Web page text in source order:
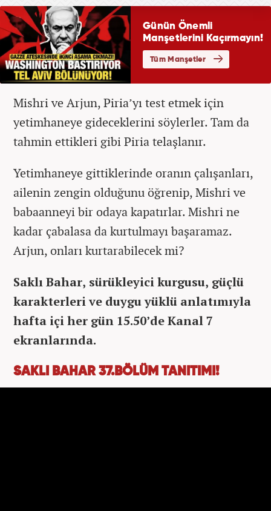
Mishri ve Arjun, Piria’yı test etmek için
yetimhaneye gideceklerini söylerler. Tam da
tahmin ettikleri gibi Piria telaşlanır.
Yetimhaneye gittiklerinde oranın çalışanları,
ailenin zengin olduğunu öğrenip, Mishri ve
babaanneyi bir odaya kapatırlar. Mishri ne
kadar çabalasa da kurtulmayı başaramaz.
Arjun, onları kurtarabilecek mi?
Saklı Bahar, sürükleyici kurgusu, güçlü
karakterleri ve duygu yüklü anlatımıyla
hafta içi her gün 15.50’de Kanal 7
ekranlarında.
SAKLI BAHAR 37.BÖLÜM TANITIMI!